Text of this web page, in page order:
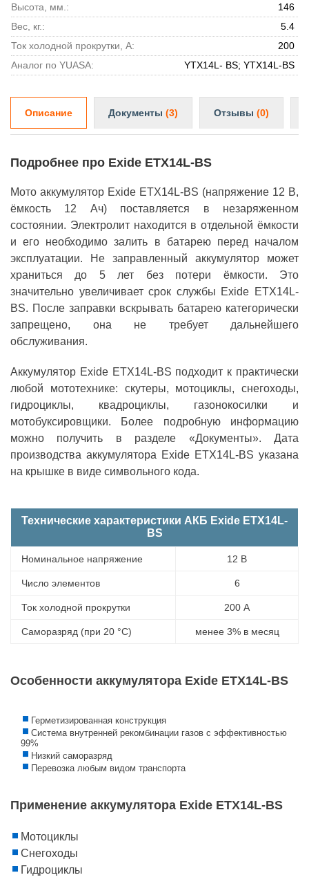
Высота, мм.:
146
Вес, кг.:
5.4
Ток холодной прокрутки, А:
200
Аналог по YUASA:
YTX14L- ВS; YTX14L-BS
Описание Документы (3) Отзывы (0)
Подробнее про Exide ETX14L-BS
Мото аккумулятор Exide ETX14L-BS (напряжение 12 В,
ёмкость 12 Ач) поставляется в незаряженном
состоянии. Электролит находится в отдельной ёмкости
и его необходимо залить в батарею перед началом
эксплуатации. Не заправленный аккумулятор может
храниться до 5 лет без потери ёмкости. Это
значительно увеличивает срок службы Exide ETX14L-
BS. После заправки вскрывать батарею категорически
запрещено, она не требует дальнейшего
обслуживания.
Аккумулятор Exide ETX14L-BS подходит к практически
любой мототехнике: скутеры, мотоциклы, снегоходы,
гидроциклы, квадроциклы, газонокосилки и
мотобуксировщики. Более подробную информацию
можно получить в разделе «Документы». Дата
производства аккумулятора Exide ETX14L-BS указана
на крышке в виде символьного кода.
Технические характеристики АКБ Exide ETX14L-
BS
Номинальное напряжение 12 В
Число элементов 6
Ток холодной прокрутки 200 А
Саморазряд (при 20 °С) менее 3% в месяц
Особенности аккумулятора Exide ETX14L-BS
Герметизированная конструкция
Система внутренней рекомбинации газов с эффективностью
99%
Низкий саморазряд
Перевозка любым видом транспорта
Применение аккумулятора Exide ETX14L-BS
Мотоциклы
Снегоходы
Гидроциклы